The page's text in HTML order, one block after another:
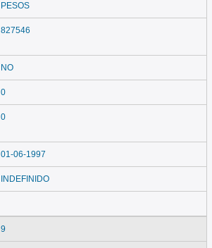
PESOS
827546
NO
0
0
01-06-1997
INDEFINIDO
9